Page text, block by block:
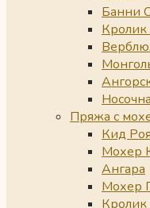
Банни
Кролик
Пряжа с
Кид
Мохер
Ангара
Мохер
Кролик